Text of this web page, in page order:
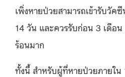
เพิ่งหายป่วยสามารถเข้ารับวัค
14 วัน และควรรับก่อน 3 เดือ
ร้อนมาก
ทั้งนี้ สำหรับผู้ที่หายป่วยภายใ